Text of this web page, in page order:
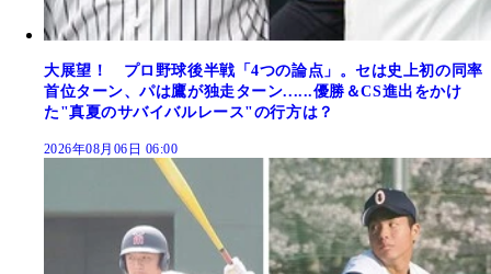
大展望！ プロ野球後半戦「4つの論点」。セは史上初の同率
首位ターン、パは鷹が独走ターン......優勝＆CS進出をかけ
た"真夏のサバイバルレース"の行方は？
2026年08月06日 06:00